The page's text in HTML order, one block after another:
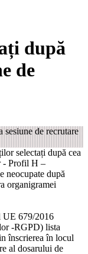
după
de
selectați după cea
- Profil H –
neocupate după
organigramei
UE 679/2016
-RGPD) lista
înscrierea în locul
al dosarului de